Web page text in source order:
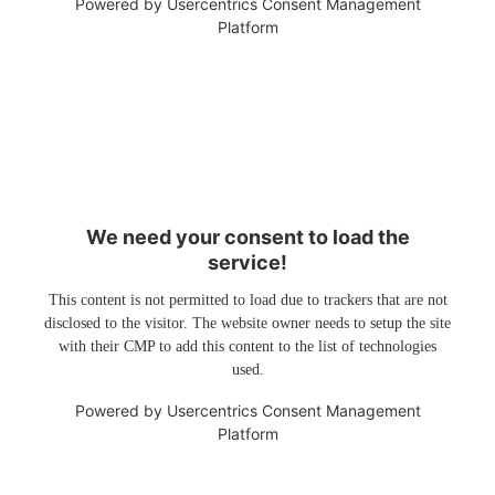
Platform
We need your consent to load the
service!
This content is not permitted to load due to trackers that are not
disclosed to the visitor. The website owner needs to setup the site
with their CMP to add this content to the list of technologies
used.
Powered by Usercentrics Consent Management
Platform